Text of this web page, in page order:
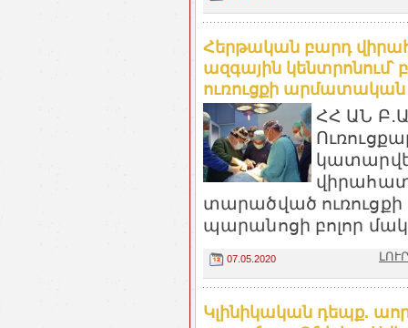
Հերթական բարդ
ազգային
ուռուցքի արմատական
ՀՀ ԱՆ
տարածված
պարանոցի բոլոր
07.05.2020
Կլինիկական դեպք.